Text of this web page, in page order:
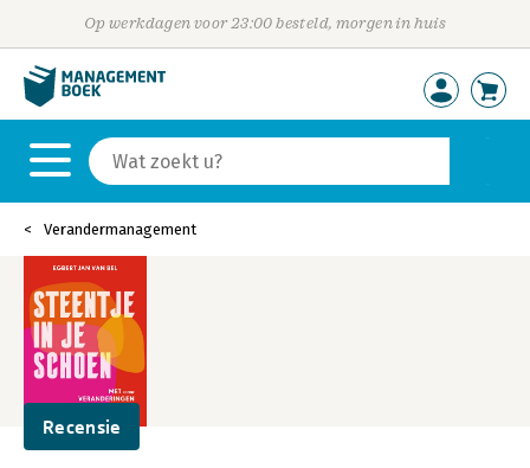
Op werkdagen voor 23:00 besteld, morgen in huis
Verandermanagement
Recensie